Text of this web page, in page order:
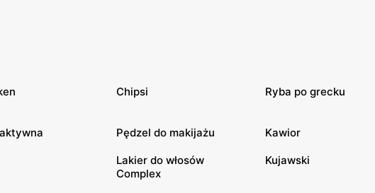
Chipsi Ryba po grecku
Pędzel do makijażu Kawior
Lakier do włosów
Complex
Kujawski